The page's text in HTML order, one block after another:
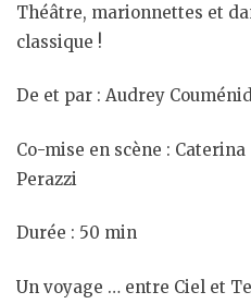
Théâtre, marionnettes et
classique !
De et par : Audrey
Co-mise en scène : Caterina
Perazzi
Durée : 50 min
Un voyage … entre Ciel et